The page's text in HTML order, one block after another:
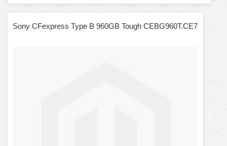
Sony CFexpress Type B 960GB Tough CEBG960T.CE7